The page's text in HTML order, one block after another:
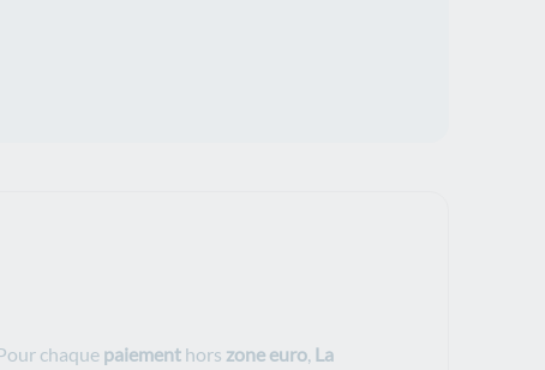
chaque paiement hors zone euro, La